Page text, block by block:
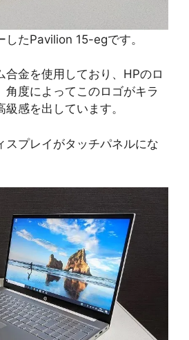
したPavilion 15-egです。
合金を使用しており、HPのロ
角度によってこのロゴがキラ
感を出しています。
スプレイがタッチパネルにな